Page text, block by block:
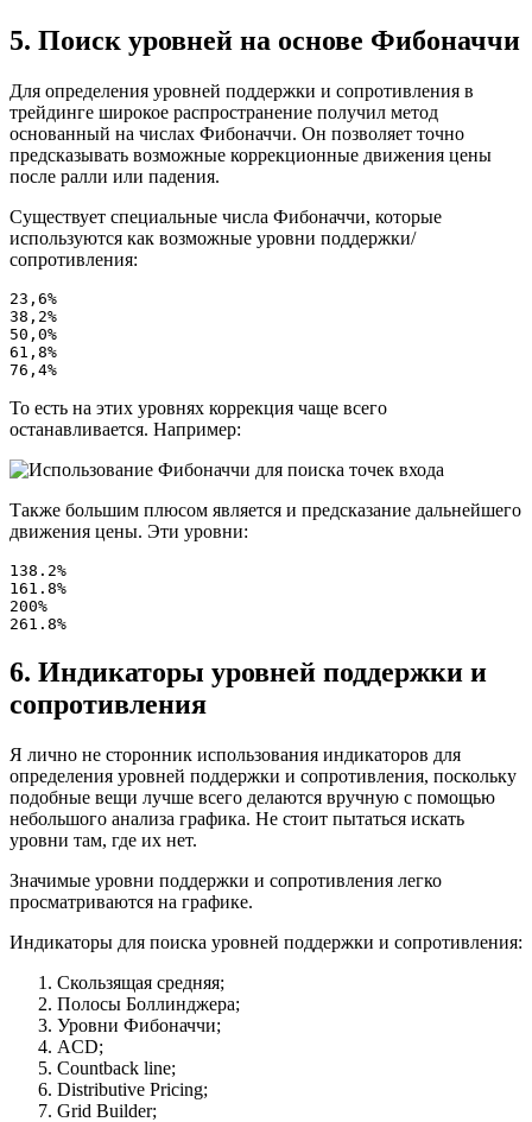
5. Поиск уровней на основе Фибоначчи
Для определения уровней поддержки и сопротивления в
трейдинге широкое распространение получил метод
основанный на числах Фибоначчи. Он позволяет точно
предсказывать возможные коррекционные движения цены
после ралли или падения.
Существует специальные числа Фибоначчи, которые
используются как возможные уровни поддержки/
сопротивления:
23,6%
38,2%
50,0%
61,8%
76,4%
То есть на этих уровнях коррекция чаще всего
останавливается. Например:
Также большим плюсом является и предсказание дальнейшего
движения цены. Эти уровни:
138.2%
161.8%
200%
261.8%
6. Индикаторы уровней поддержки и
сопротивления
Я лично не сторонник использования индикаторов для
определения уровней поддержки и сопротивления, поскольку
подобные вещи лучше всего делаются вручную с помощью
небольшого анализа графика. Не стоит пытаться искать
уровни там, где их нет.
Значимые уровни поддержки и сопротивления легко
просматриваются на графике.
Индикаторы для поиска уровней поддержки и сопротивления:
Скользящая средняя;
Полосы Боллинджера;
Уровни Фибоначчи;
ACD;
Countback line;
Distributive Pricing;
Grid Builder;